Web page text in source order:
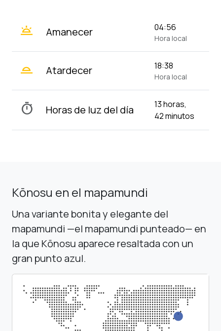
wb_twilight Amanecer 04:56
Hora local
wb_twilight_2 Atardecer 18:38
Hora local
timer Horas de luz del día
13 horas,
42 minutos
Kōnosu en el mapamundi
Una variante bonita y elegante del
mapamundi —el mapamundi punteado— en
la que Kōnosu aparece resaltada con un
gran punto azul.